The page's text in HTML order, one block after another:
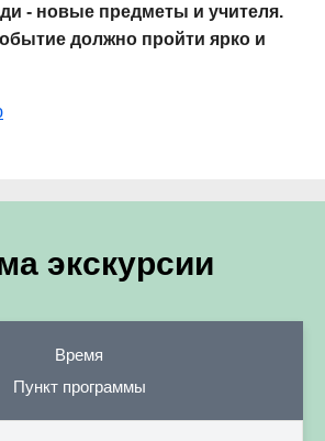
- новые предметы и учителя.
должно пройти ярко и
экскурсии
Время
Пункт программы